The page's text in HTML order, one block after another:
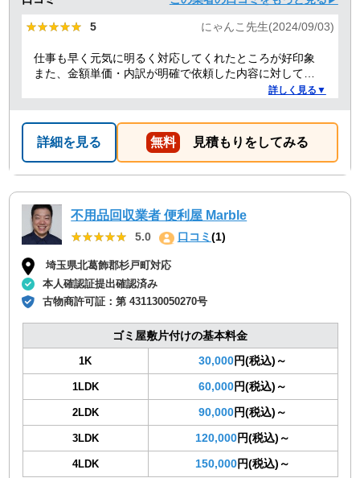
★★★★★
★★★★★ 5 にゃんこ先生(2024/09/03)
仕事も早く元気に明るく対応してくれたところが好印象
また、金額単価・内訳が明確で依頼した内容に対しての
詳しく見る▼
詳細を見る 無料 見積もりをしてみる
不用品回収業者 便利屋 Marble
★★★★★
★★★★★ 5.0 口コミ(1)
埼玉県北葛飾郡杉戸町対応
本人確認証提出確認済み
古物商許可証：第 431130050270号
ゴミ屋敷片付けの基本料金
1K 30,000円(税込)～
1LDK 60,000円(税込)～
2LDK 90,000円(税込)～
3LDK 120,000円(税込)～
4LDK 150,000円(税込)～